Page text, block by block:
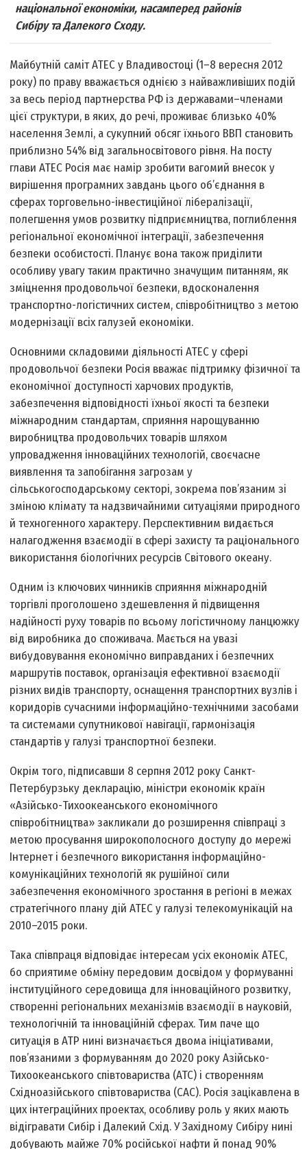
національної економіки, насамперед районів
Сибіру та Далекого Сходу.
Майбутній саміт АТЕС у Владивостоці (1–8 вересня 2012
року) по праву вважається однією з найважливіших подій
за весь період партнерства РФ із державами–членами
цієї структури, в яких, до речі, проживає близько 40%
населення Землі, а сукупний обсяг їхнього ВВП становить
приблизно 54% від загальносвітового рівня. На посту
глави АТЕС Росія має намір зробити вагомий внесок у
вирішення програмних завдань цього об’єднання в
сферах торговельно-інвестиційної лібералізації,
полегшення умов розвитку підприємництва, поглиблення
регіональної економічної інтеграції, забезпечення
безпеки особистості. Планує вона також приділити
особливу увагу таким практично значущим питанням, як
зміцнення продовольчої безпеки, вдосконалення
транспортно-логістичних систем, співробітництво з метою
модернізації всіх галузей економіки.
Основними складовими діяльності АТЕС у сфері
продовольчої безпеки Росія вважає підтримку фізичної та
економічної доступності харчових продуктів,
забезпечення відповідності їхньої якості та безпеки
міжнародним стандартам, сприяння нарощуванню
виробництва продовольчих товарів шляхом
упровадження інноваційних технологій, своєчасне
виявлення та запобігання загрозам у
сільськогосподарському секторі, зокрема пов’язаним зі
зміною клімату та надзвичайними ситуаціями природного
й техногенного характеру. Перспективним видається
налагодження взаємодії в сфері захисту та раціонального
використання біологічних ресурсів Світового океану.
Одним із ключових чинників сприяння міжнародній
торгівлі проголошено здешевлення й підвищення
надійності руху товарів по всьому логістичному ланцюжку
від виробника до споживача. Мається на увазі
вибудовування економічно виправданих і безпечних
маршрутів поставок, організація ефективної взаємодії
різних видів транспорту, оснащення транспортних вузлів і
коридорів сучасними інформаційно-технічними засобами
та системами супутникової навігації, гармонізація
стандартів у галузі транспортної безпеки.
Окрім того, підписавши 8 серпня 2012 року Санкт-
Петербурзьку декларацію, міністри економік країн
«Азійсько-Тихоокеанського економічного
співробітництва» закликали до розширення співпраці з
метою просування широкополосного доступу до мережі
Інтернет і безпечного використання інформаційно-
комунікаційних технологій як рушійної сили
забезпечення економічного зростання в регіоні в межах
стратегічного плану дій АТЕС у галузі телекомунікацій на
2010–2015 роки.
Така співпраця відповідає інтересам усіх економік АТЕС,
бо сприятиме обміну передовим досвідом у формуванні
інституційного середовища для інноваційного розвитку,
створенні регіональних механізмів взаємодії в науковій,
технологічній та інноваційній сферах. Тим паче що
ситуація в АТР нині визначається двома ініціативами,
пов’язаними з формуванням до 2020 року Азійсько-
Тихоокеанського співтовариства (АТС) і створенням
Східноазійського співтовариства (САС). Росія зацікавлена в
цих інтеграційних проектах, особливу роль у яких мають
відігравати Сибір і Далекий Схід. У Західному Сибіру нині
добувають майже 70% російської нафти й понад 90%